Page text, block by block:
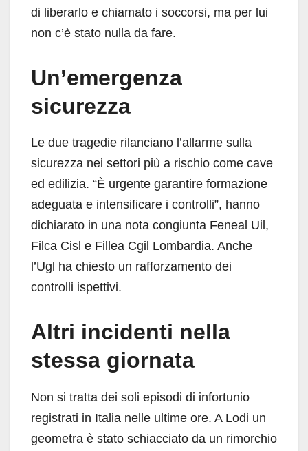
di liberarlo e chiamato i soccorsi, ma per lui
non c’è stato nulla da fare.
Un’emergenza
sicurezza
Le due tragedie rilanciano l’allarme sulla
sicurezza nei settori più a rischio come cave
ed edilizia. “È urgente garantire formazione
adeguata e intensificare i controlli”, hanno
dichiarato in una nota congiunta Feneal Uil,
Filca Cisl e Fillea Cgil Lombardia. Anche
l’Ugl ha chiesto un rafforzamento dei
controlli ispettivi.
Altri incidenti nella
stessa giornata
Non si tratta dei soli episodi di infortunio
registrati in Italia nelle ultime ore. A Lodi un
geometra è stato schiacciato da un rimorchio